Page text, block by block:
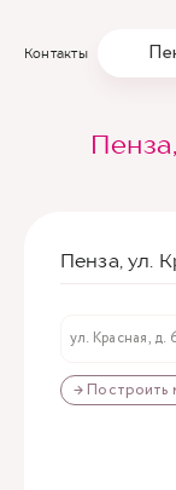
Контакты
Пенза, ул.
ул. Красная, д.
→ Построить